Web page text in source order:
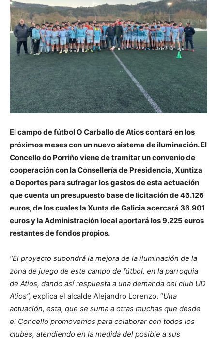
El campo de fútbol O Carballo de Atios contará en los
próximos meses con un nuevo sistema de iluminación. El
Concello do Porriño viene de tramitar un convenio de
cooperación con la Consellería de Presidencia, Xuntiza
e Deportes para sufragar los gastos de esta actuación
que cuenta un presupuesto base de licitación de 46.126
euros, de los cuales la Xunta de Galicia acercará 36.901
euros y la Administración local aportará los 9.225 euros
restantes de fondos propios.
“El proyecto supondrá la mejora de la iluminación de la
zona de juego de este campo de fútbol, en la parroquia
de Atios, dando así respuesta a una demanda del club UD
Atios”, explica el alcalde Alejandro Lorenzo. “Una
actuación, esta, que se suma a otras muchas que desde
el Concello promovemos para colaborar con todos los
clubes, atendiendo en la medida del posible a sus